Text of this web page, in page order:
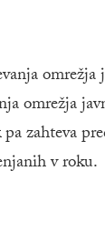
omrežja
zahteva
v roku.